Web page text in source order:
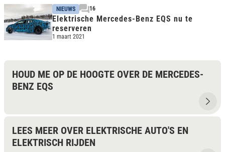
NIEUWS 16
Elektrische Mercedes-Benz EQS nu te
reserveren
1 maart 2021
HOUD ME OP DE HOOGTE OVER DE MERCEDES-
BENZ EQS
LEES MEER OVER ELEKTRISCHE AUTO'S EN
ELEKTRISCH RIJDEN